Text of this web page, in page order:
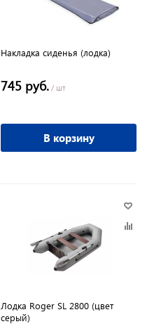
Накладка сиденья (лодка)
745 руб. / шт
В корзину
Лодка Roger SL 2800 (цвет
серый)